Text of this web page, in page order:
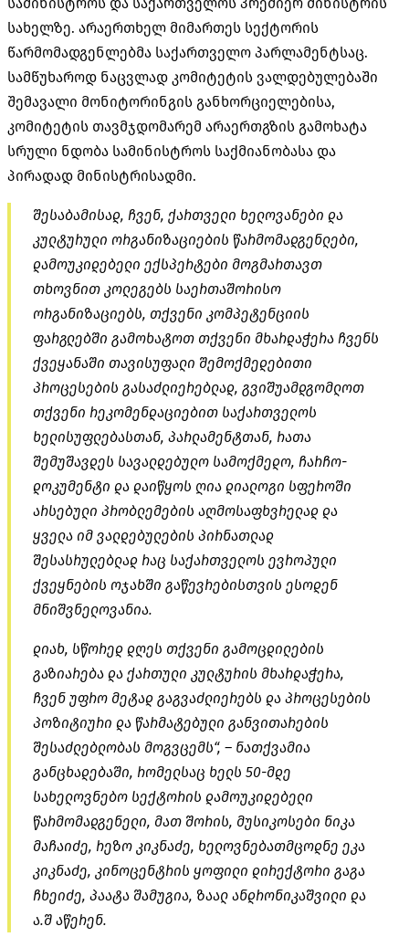
სახელზე. არაერთხელ მიმართეს სექტორის
წარმომადგენლებმა საქართველო პარლამენტსაც.
სამწუხაროდ ნაცვლად კომიტეტის ვალდებულებაში
შემავალი მონიტორინგის განხორციელებისა,
კომიტეტის თავმჯდომარემ არაერთგზის გამოხატა
სრული ნდობა სამინისტროს საქმიანობასა და
პირადად მინისტრისადმი.
შესაბამისად, ჩვენ, ქართველი ხელოვანები და
კულტურული ორგანიზაციების წარმომადგენლები,
დამოუკიდებელი ექსპერტები მოგმართავთ
თხოვნით კოლეგებს საერთაშორისო
ორგანიზაციებს, თქვენი კომპეტენციის
ფარგლებში გამოხატოთ თქვენი მხარდაჭერა ჩვენს
ქვეყანაში თავისუფალი შემოქმედებითი
პროცესების გასაძლიერებლად, გვიშუამდგომლოთ
თქვენი რეკომენდაციებით საქართველოს
ხელისუფლებასთან, პარლამენტთან, რათა
შემუშავდეს სავალდებულო სამოქმედო, ჩარჩო-
დოკუმენტი და დაიწყოს ღია დიალოგი სფეროში
არსებული პრობლემების აღმოსაფხვრელად და
ყველა იმ ვალდებულების პირნათლად
შესასრულებლად რაც საქართველოს ევროპული
ქვეყნების ოჯახში გაწევრებისთვის ესოდენ
მნიშვნელოვანია.
დიახ, სწორედ დღეს თქვენი გამოცდილების
გაზიარება და ქართული კულტურის მხარდაჭერა,
ჩვენ უფრო მეტად გაგვაძლიერებს და პროცესების
პოზიტიური და წარმატებული განვითარების
შესაძლებლობას მოგვცემს“, – ნათქვამია
განცხადებაში, რომელსაც ხელს 50-მდე
სახელოვნებო სექტორის დამოუკიდებელი
წარმომადგენელი, მათ შორის, მუსიკოსები ნიკა
მაჩაიძე, რეზო კიკნაძე, ხელოვნებათმცოდნე ეკა
კიკნაძე, კინოცენტრის ყოფილი დირექტორი გაგა
ჩხეიძე, პაატა შამუგია, ზაალ ანდრონიკაშვილი და
ა.შ აწერენ.